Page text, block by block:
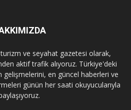
ve seyahat gazetesi olarak,
aktif trafik alıyoruz. Türkiye'deki
en güncel haberleri ve
günün her saati okuyucularıyla